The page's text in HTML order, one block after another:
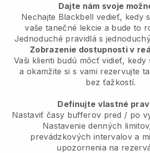
Dajte nám svoje
Nechajte Blackbell vedieť, kedy
vaše tanečné lekcie a bude to
Jednoduché pravidlá s
Zobrazenie dostupnosti v
Vaši klienti budú môcť vidieť, kedy
a okamžite si s vami rezervujte
bez ťažkostí.
Definujte vlastné
Nastaviť časy bufferov pred / po
Nastavenie denných
prevádzkových intervalov a
upozornenia na